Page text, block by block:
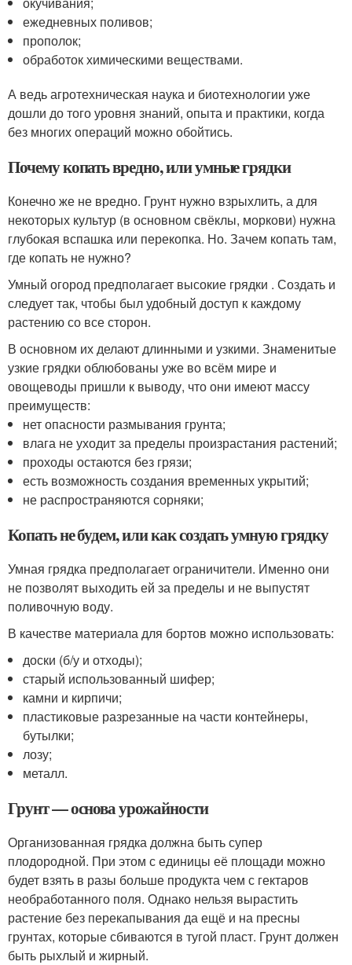
ежедневных поливов;
прополок;
обработок химическими веществами.
А ведь агротехническая наука и биотехнологии уже
дошли до того уровня знаний, опыта и практики, когда
без многих операций можно обойтись.
Почему копать вредно, или умные грядки
Конечно же не вредно. Грунт нужно взрыхлить, а для
некоторых культур (в основном свёклы, моркови) нужна
глубокая вспашка или перекопка. Но. Зачем копать там,
где копать не нужно?
Умный огород предполагает высокие грядки . Создать и
следует так, чтобы был удобный доступ к каждому
растению со все сторон.
В основном их делают длинными и узкими. Знаменитые
узкие грядки облюбованы уже во всём мире и
овощеводы пришли к выводу, что они имеют массу
преимуществ:
нет опасности размывания грунта;
влага не уходит за пределы произрастания растений;
проходы остаются без грязи;
есть возможность создания временных укрытий;
не распространяются сорняки;
Копать не будем, или как создать умную грядку
Умная грядка предполагает ограничители. Именно они
не позволят выходить ей за пределы и не выпустят
поливочную воду.
В качестве материала для бортов можно использовать:
доски (б/у и отходы);
старый использованный шифер;
камни и кирпичи;
пластиковые разрезанные на части контейнеры,
бутылки;
лозу;
металл.
Грунт — основа урожайности
Организованная грядка должна быть супер
плодородной. При этом с единицы её площади можно
будет взять в разы больше продукта чем с гектаров
необработанного поля. Однако нельзя вырастить
растение без перекапывания да ещё и на пресны
грунтах, которые сбиваются в тугой пласт. Грунт должен
быть рыхлый и жирный.